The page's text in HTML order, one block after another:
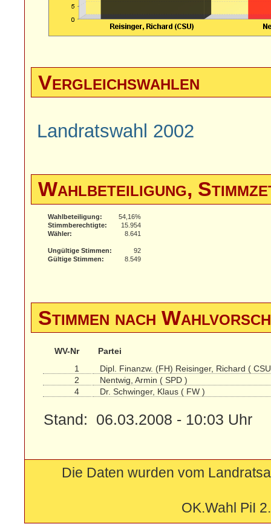
Vergleichswahlen
Landratswahl 2002
Wahlbeteiligung,
Wahlbeteiligung:
54,16%
Stimmberechtigte:
15.954
Wähler:
8.641
Ungültige Stimmen:
92
Gültige Stimmen:
8.549
Stimmen nach
WV-Nr
Partei
1
Dipl. Finanzw. (FH) Reisinger, Richard (
2
Nentwig, Armin ( SPD )
4
Dr. Schwinger, Klaus ( FW )
Stand: 06.03.2008 - 10:03 Uhr
Die Daten wurden vom
OK.Wahl PiI